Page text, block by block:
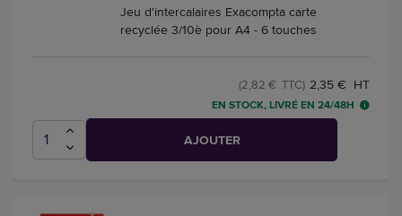
Jeu d'intercalaires Exacompta carte
recyclée 3/10è pour A4 - 6 touches
2,35 € HT
(2,82 € TTC)
EN STOCK, LIVRÉ EN 24/48H
AJOUTER